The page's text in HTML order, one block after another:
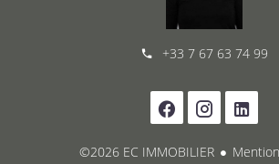
+33 7 67 63 74 99
©2026 EC IMMOBILIER